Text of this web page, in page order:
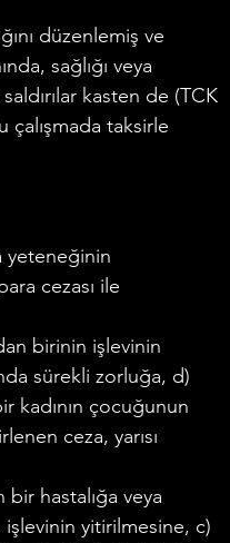
Hukuku
düzenlemiş ve
sağlığı veya
kasten de (TCK
çalışmada taksirle
yeteneğinin
cezası ile
birinin işlevinin
sürekli zorluğa, d)
kadının çocuğunun
ceza, yarısı
hastalığa veya
yitirilmesine, c)